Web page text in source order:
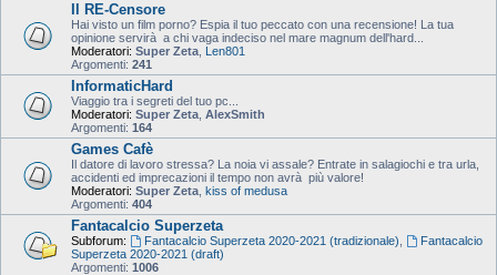
Il RE-Censore
Hai visto un film porno? Espia il tuo peccato con una recensione! La tua
opinione servirà a chi vaga indeciso nel mare magnum dell'hard...
Moderatori: Super Zeta Len801
Argomenti: 241
InformaticHard
Viaggio tra i segreti del tuo pc...
Moderatori: Super Zeta AlexSmith
Argomenti: 164
Games Cafè
Il datore di lavoro stressa? La noia vi assale? Entrate in salagiochi e tra urla,
accidenti ed imprecazioni il tempo non avrà più valore!
Moderatori: Super Zeta kiss of medusa
Argomenti: 404
Fantacalcio Superzeta
Subforum: Fantacalcio Superzeta 2020-2021 (tradizionale)
Fantacalcio
Superzeta 2020-2021 (draft)
Argomenti: 1006